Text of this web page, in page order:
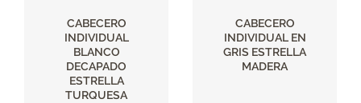
CABECERO
INDIVIDUAL
BLANCO
DECAPADO
ESTRELLA
TURQUESA
CABECERO
INDIVIDUAL EN
GRIS ESTRELLA
MADERA